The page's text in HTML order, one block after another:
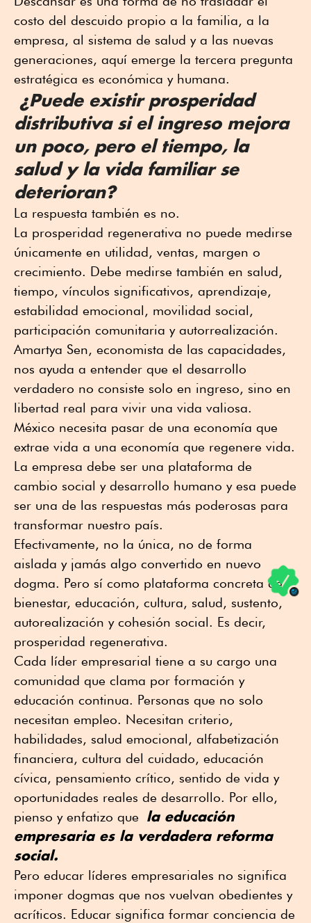
costo del descuido propio a la familia, a la
empresa, al sistema de salud y a las nuevas
generaciones, aquí emerge la tercera pregunta
estratégica es económica y humana.
¿Puede existir prosperidad
distributiva si el ingreso mejora
un poco, pero el tiempo, la
salud y la vida familiar se
deterioran?
La respuesta también es no.
La prosperidad regenerativa no puede medirse
únicamente en utilidad, ventas, margen o
crecimiento. Debe medirse también en salud,
tiempo, vínculos significativos, aprendizaje,
estabilidad emocional, movilidad social,
participación comunitaria y autorrealización.
Amartya Sen, economista de las capacidades,
nos ayuda a entender que el desarrollo
verdadero no consiste solo en ingreso, sino en
libertad real para vivir una vida valiosa.
México necesita pasar de una economía que
extrae vida a una economía que regenere vida.
La empresa debe ser una plataforma de
cambio social y desarrollo humano y esa puede
ser una de las respuestas más poderosas para
transformar nuestro país.
Efectivamente, no la única, no de forma
aislada y jamás algo convertido en nuevo
dogma. Pero sí como plataforma concreta de
bienestar, educación, cultura, salud, sustento,
autorealización y cohesión social. Es decir,
prosperidad regenerativa.
Cada líder empresarial tiene a su cargo una
comunidad que clama por formación y
educación continua. Personas que no solo
necesitan empleo. Necesitan criterio,
habilidades, salud emocional, alfabetización
financiera, cultura del cuidado, educación
cívica, pensamiento crítico, sentido de vida y
oportunidades reales de desarrollo. Por ello,
pienso y enfatizo que la educación
empresaria es la verdadera reforma
social.
Pero educar líderes empresariales no significa
imponer dogmas que nos vuelvan obedientes y
acríticos. Educar significa formar conciencia de